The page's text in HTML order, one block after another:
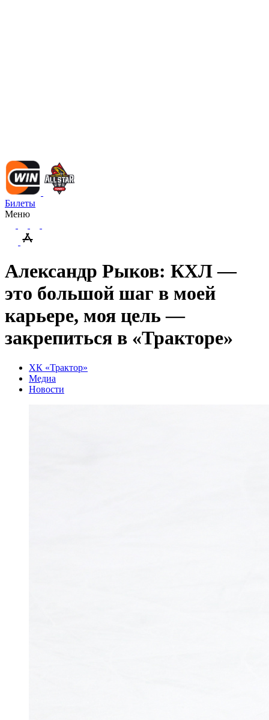
Билеты
Меню
Александр Рыков: КХЛ —
это большой шаг в моей
карьере, моя цель —
закрепиться в «Тракторе»
ХК «Трактор»
Медиа
Новости